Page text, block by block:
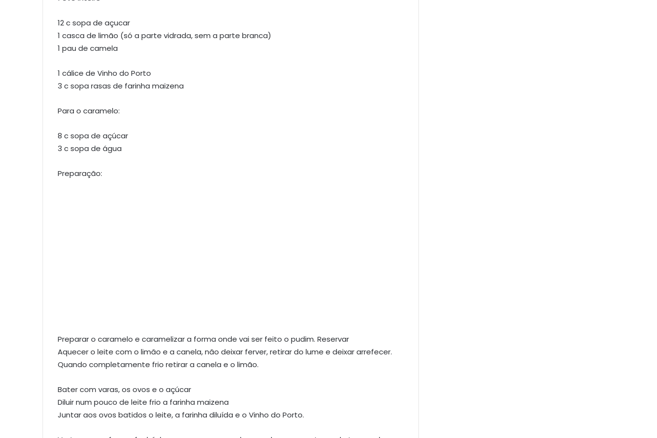
12 c sopa de açucar
1 casca de limão (só a parte vidrada, sem a parte branca)
1 pau de camela
1 cálice de Vinho do Porto
3 c sopa rasas de farinha maizena
Para o caramelo:
8 c sopa de açúcar
3 c sopa de água
Preparação:
Preparar o caramelo e caramelizar a forma onde vai ser feito o pudim. Reservar
Aquecer o leite com o limão e a canela, não deixar ferver, retirar do lume e deixar arrefecer.
Quando completamente frio retirar a canela e o limão.
Bater com varas, os ovos e o açúcar
Diluir num pouco de leite frio a farinha maizena
Juntar aos ovos batidos o leite, a farinha diluída e o Vinho do Porto.